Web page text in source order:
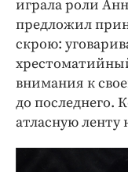
играла роли
предложил
скрою:
внимания к
до последнего.
атласную ленту